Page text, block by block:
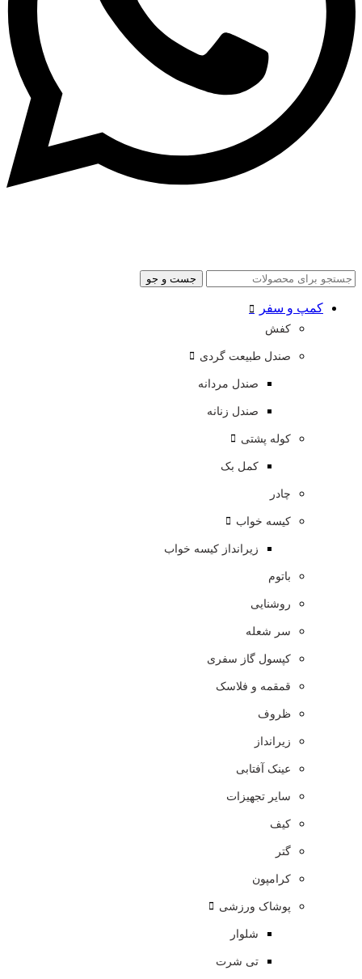
جست و جو
کمپ و سفر
کفش
صندل طبیعت گردی
صندل مردانه
صندل زنانه
کوله پشتی
کمل بک
چادر
کیسه خواب
زیرانداز کیسه خواب
باتوم
روشنایی
سر شعله
کپسول گاز سفری
قمقمه و فلاسک
ظروف
زیرانداز
عینک آفتابی
سایر تجهیزات
کیف
گتر
کرامپون
پوشاک ورزشی
شلوار
تی شرت